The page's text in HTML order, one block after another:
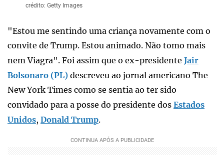
crédito: Getty Images
"Estou me sentindo uma criança novamente com o
convite de Trump. Estou animado. Não tomo mais
nem Viagra". Foi assim que o ex-presidente Jair
Bolsonaro (PL) descreveu ao jornal americano The
New York Times como se sentia ao ter sido
convidado para a posse do presidente dos Estados
Unidos, Donald Trump.